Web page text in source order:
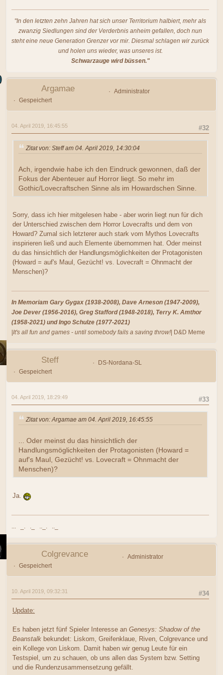
"In den letzten zehn Jahren hat sich unser Territorium halbiert, mehr als
zwanzig Siedlungen sind der Verderbnis anheim gefallen, doch nun
steht eine neue Generation Grenzer vor mir. Diesmal schlagen wir zurück
und holen uns wieder, was unseres ist.
Schwarzauge wird büssen."
Argamae
Administrator
Gespeichert
#32
04. April 2019, 16:45:55
Zitat von: Steff am 04. April 2019, 14:30:04
Ach, irgendwie habe ich den Eindruck gewonnen, daß der
Fokus der Abenteuer auf Horror liegt. So mehr im
Gothic/Lovecraftschen Sinne als im Howardschen Sinne.
Sorry, dass ich hier mitgelesen habe - aber worin liegt nun für dich
der Unterschied zwischen dem Horror Lovecrafts und dem von
Howard? Zumal sich letzterer auch stark vom Mythos Lovecrafts
inspirieren ließ und auch Elemente übernommen hat. Oder meinst
du das hinsichtlich der Handlungsmöglichkeiten der Protagonisten
(Howard = auf's Maul, Gezücht! vs. Lovecraft = Ohnmacht der
Menschen)?
In Memoriam Gary Gygax (1938-2008), Dave Arneson (1947-2009),
Joe Dever (1956-2016), Greg Stafford (1948-2018), Terry K. Amthor
(1958-2021) und Ingo Schulze (1977-2021)
|It's all fun and games - until somebody fails a saving throw!| D&D Meme
Steff
DS-Nordana-SL
Gespeichert
#33
04. April 2019, 18:29:49
Zitat von: Argamae am 04. April 2019, 16:45:55
... Oder meinst du das hinsichtlich der
Handlungsmöglichkeiten der Protagonisten (Howard =
auf's Maul, Gezücht! vs. Lovecraft = Ohnmacht der
Menschen)?
Ja.
Colgrevance
Administrator
Gespeichert
#34
10. April 2019, 09:32:31
Update:
Es haben jetzt fünf Spieler Interesse an Genesys: Shadow of the
Beanstalk bekundet: Liskom, Greifenklaue, Riven, Colgrevance und
ein Kollege von Liskom. Damit haben wir genug Leute für ein
Testspiel, um zu schauen, ob uns allen das System bzw. Setting
und die Rundenzusammensetzung gefällt.